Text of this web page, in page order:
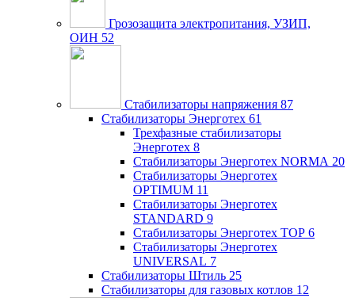
Грозозащита электропитания, УЗИП,
ОИН 52
Стабилизаторы напряжения 87
Стабилизаторы Энерготех 61
Трехфазные стабилизаторы
Энерготех 8
Стабилизаторы Энерготех NORMA 20
Стабилизаторы Энерготех
OPTIMUM 11
Стабилизаторы Энерготех
STANDARD 9
Стабилизаторы Энерготех TOP 6
Стабилизаторы Энерготех
UNIVERSAL 7
Стабилизаторы Штиль 25
Стабилизаторы для газовых котлов 12